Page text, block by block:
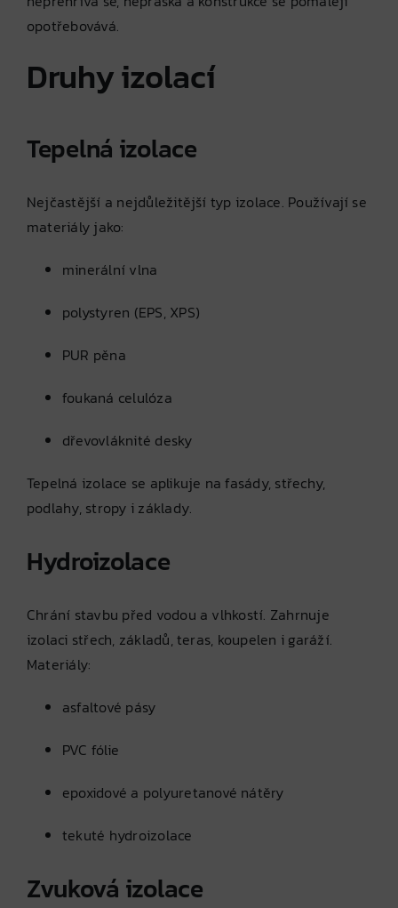
opotřebovává.
Druhy izolací
Tepelná izolace
Nejčastější a nejdůležitější typ izolace. Používají se
materiály jako:
minerální vlna
polystyren (EPS, XPS)
PUR pěna
foukaná celulóza
dřevovláknité desky
Tepelná izolace se aplikuje na fasády, střechy,
podlahy, stropy i základy.
Hydroizolace
Chrání stavbu před vodou a vlhkostí. Zahrnuje
izolaci střech, základů, teras, koupelen i garáží.
Materiály:
asfaltové pásy
PVC fólie
epoxidové a polyuretanové nátěry
tekuté hydroizolace
Zvuková izolace